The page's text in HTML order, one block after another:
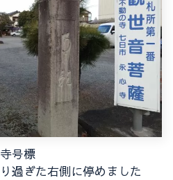
寺号標
過ぎた右側に停めました